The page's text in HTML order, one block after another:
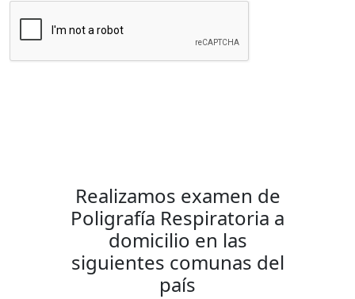
Realizamos examen de
Poligrafía Respiratoria a
domicilio en las
siguientes comunas del
país